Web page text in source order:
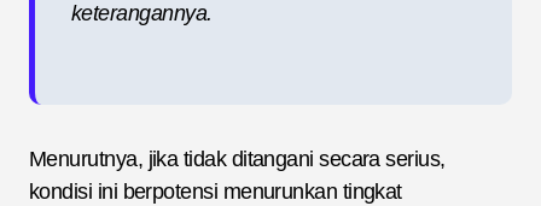
keterangannya.
Menurutnya, jika tidak ditangani secara serius,
kondisi ini berpotensi menurunkan tingkat